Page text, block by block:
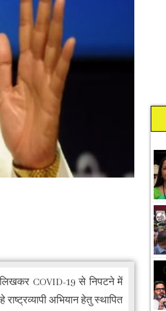
लिखकर COVID-19 से निपटने में
अभियान हेतु स्थापित